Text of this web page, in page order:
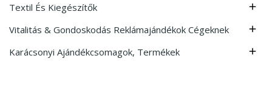
Textil És Kiegészítők 
Vitalitás & Gondoskodás Reklámajándékok Cégeknek 
Karácsonyi Ajándékcsomagok, Termékek 